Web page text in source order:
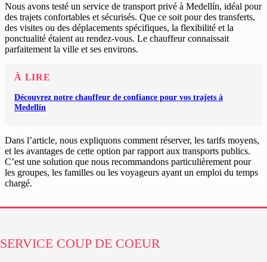
Nous avons testé un service de transport privé à Medellín, idéal pour
des trajets confortables et sécurisés. Que ce soit pour des transferts,
des visites ou des déplacements spécifiques, la flexibilité et la
ponctualité étaient au rendez-vous. Le chauffeur connaissait
parfaitement la ville et ses environs.
À LIRE
Découvrez notre chauffeur de confiance pour vos trajets à
Medellín
Dans l’article, nous expliquons comment réserver, les tarifs moyens,
et les avantages de cette option par rapport aux transports publics.
C’est une solution que nous recommandons particulièrement pour
les groupes, les familles ou les voyageurs ayant un emploi du temps
chargé.
SERVICE COUP DE COEUR